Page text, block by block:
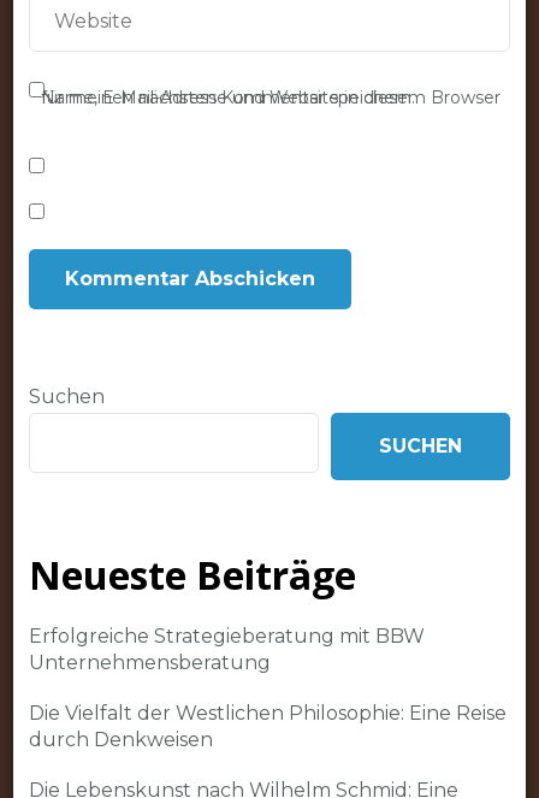
Name, E-Mail-Adresse und Website in diesem Browser für meinen nächsten Kommentar speichern.
Suchen
SUCHEN
Neueste Beiträge
Erfolgreiche Strategieberatung mit BBW
Unternehmensberatung
Die Vielfalt der Westlichen Philosophie: Eine Reise
durch Denkweisen
Die Lebenskunst nach Wilhelm Schmid: Eine